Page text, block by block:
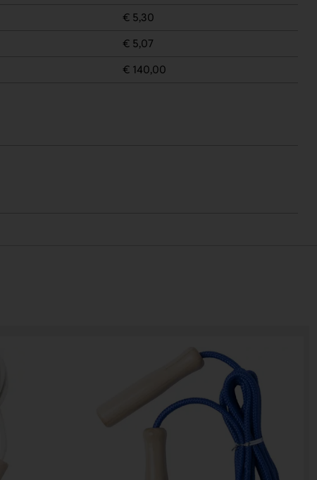
€ 5,30
€ 5,07
€ 140,00